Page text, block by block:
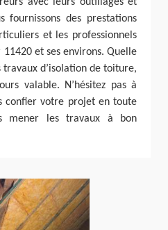
fournissons des prestations
et les professionnels
et ses environs. Quelle
travaux d’isolation de toiture,
valable. N’hésitez pas à
confier votre projet en toute
mener les travaux à bon